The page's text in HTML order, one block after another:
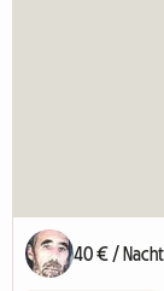
40 € / Nacht